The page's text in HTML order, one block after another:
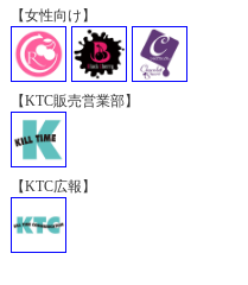
【女性向け】
【KTC販売営業部】
【KTC広報】